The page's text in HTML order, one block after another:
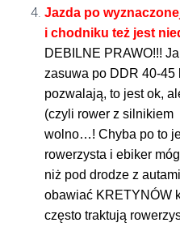
Jazda po
i chodniku też jest
DEBILNE PRAWO!!!
zasuwa po DDR 40-45
pozwalają, to jest ok,
(czyli rower z silnikiem
wolno…! Chyba po to
rowerzysta i ebiker
niż pod drodze z
obawiać KRETYNÓW
często traktują